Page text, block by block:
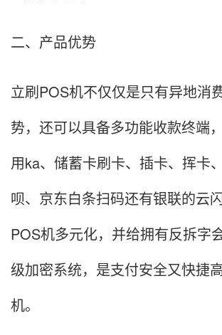
二、产品优势
立刷POS机不仅仅是只有异地消
势，还可以具备多功能收款终端
用ka、储蓄卡刷卡、插卡、挥卡
呗、京东白条扫码还有银联的云
POS机多元化，并给拥有反拆字
级加密系统，是支付安全又快捷
机。